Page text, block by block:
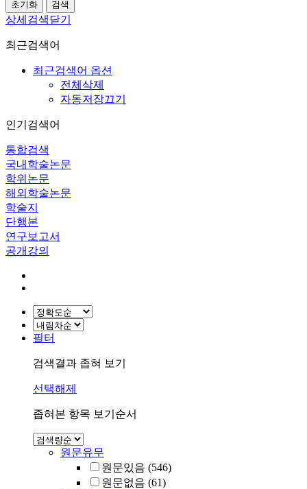
상세검색닫기
최근검색어
최근검색어 옵션
전체삭제
자동저장끄기
인기검색어
통합검색
국내학술논문
학위논문
해외학술논문
학술지
단행본
연구보고서
공개강의
필터
검색결과 좁혀 보기
선택해제
좁혀본 항목 보기순서
원문유무
원문있음 (546)
원문없음 (61)